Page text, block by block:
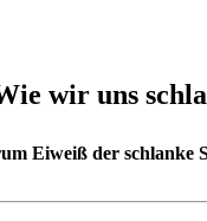
wir uns
Eiweiß der schlanke